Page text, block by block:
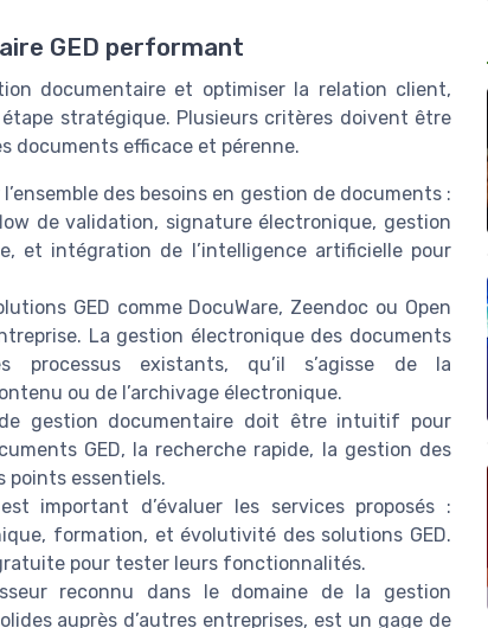
GED performant
documentaire et optimiser la relation client,
stratégique. Plusieurs critères doivent être
documents efficace et pérenne.
des besoins en gestion de documents :
de validation, signature électronique, gestion
et intégration de l’intelligence artificielle pour
GED comme DocuWare, Zeendoc ou Open
La gestion électronique des documents
processus existants, qu’il s’agisse de la
ou de l’archivage électronique.
gestion documentaire doit être intuitif pour
GED, la recherche rapide, la gestion des
points essentiels.
important d’évaluer les services proposés :
formation, et évolutivité des solutions GED.
pour tester leurs fonctionnalités.
reconnu dans le domaine de la gestion
auprès d’autres entreprises, est un gage de